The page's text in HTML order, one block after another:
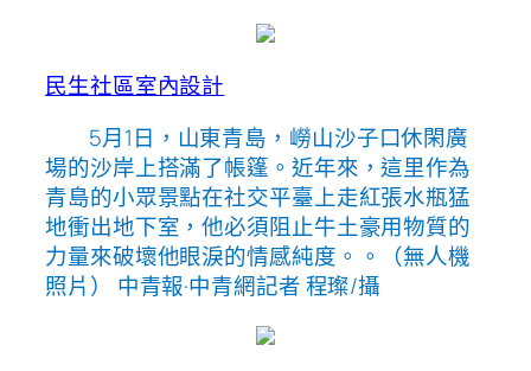
民生社區室內設計
5月1日，山東青島，嶗山沙子口休閑廣
場的沙岸上搭滿了帳篷。近年來，這里作為
青島的小眾景點在社交平臺上走紅張水瓶猛
地衝出地下室，他必須阻止牛土豪用物質的
力量來破壞他眼淚的情感純度。。（無人機
照片） 中青報·中青網記者 程璨/攝